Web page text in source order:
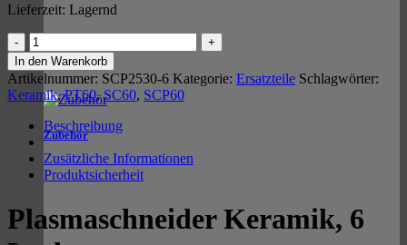
Zubehör
Lieferzeit: Lagernd
Keramik
PT
/
SC
/
SCP
60
Menge
In den Warenkorb
Artikelnummer: SCP2530-6 Kategorie: Ersatzteile Schlagwörter:
Keramik,PT60,SC60, SCP60
Beschreibung
Zusätzliche Informationen
Produktsicherheit
Plasmaschneider Keramik, 6